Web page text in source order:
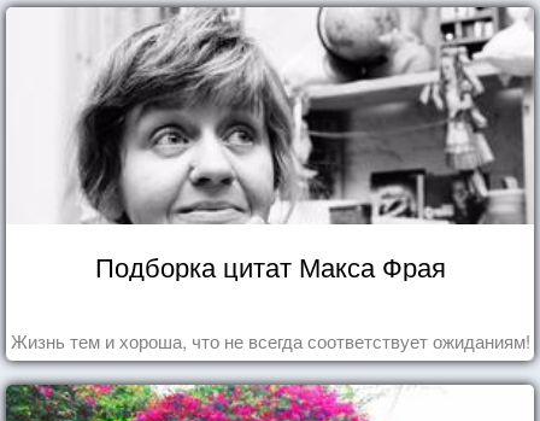
Подборка цитат Макса Фрая
Жизнь тем и хороша, что не всегда соответствует ожиданиям!